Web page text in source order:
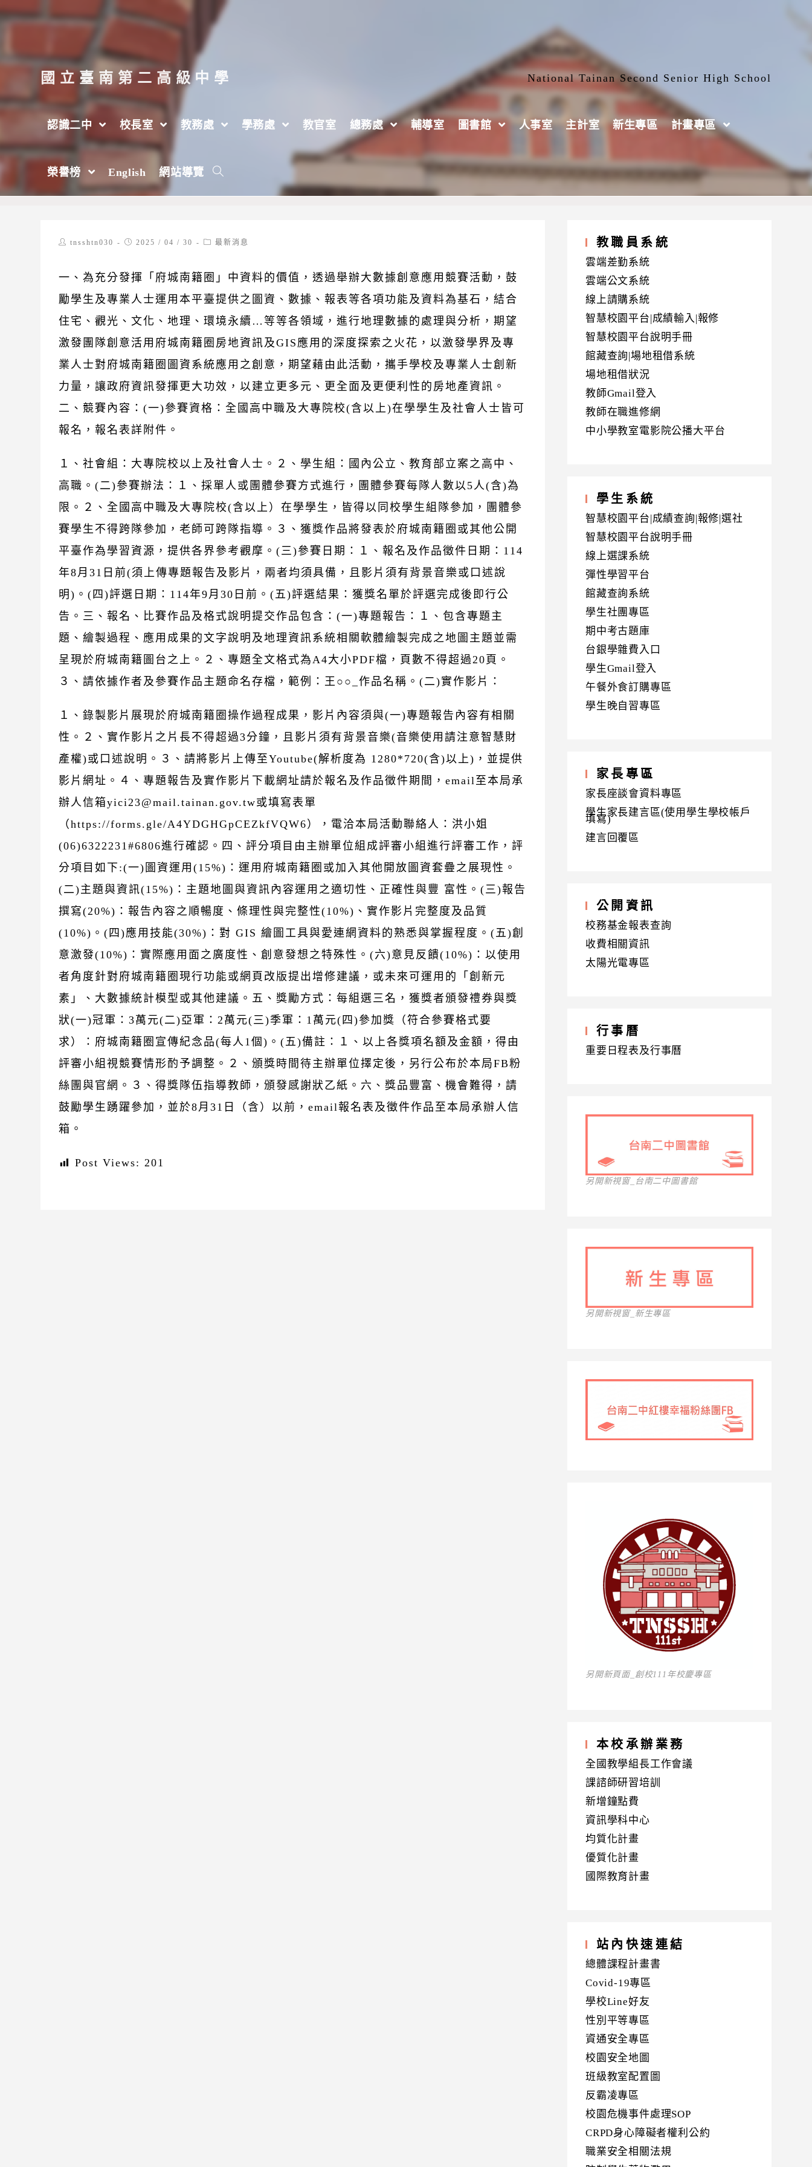
跳
至
要
內
容
國立臺南第二高級中學 National Tainan Second Senior High School
認識二中 校長室 教務處 學務處 教官室 總務處 輔導室 圖書館 人事室 主計室 新生專區 計畫專區
榮譽榜 English 網站導覽
臺南市政府地政局府城南籍圈圖台資訊加值應用競賽活動
2025 年 > 4 月 > 30 日
Posttnsshtn030
Post2025 / 04 / 30
Post最新消息
一、為充分發揮「府城南籍圈」中資料的價值，透過舉辦大數據創意應用競賽活動，鼓
勵學生及專業人士運用本平臺提供之圖資、數據、報表等各項功能及資料為基石，結合
住宅、觀光、文化、地理、環境永續…等等各領域，進行地理數據的處理與分析，期望
激發團隊創意活用府城南籍圈房地資訊及GIS應用的深度探索之火花，以激發學界及專
業人士對府城南籍圈圖資系統應用之創意，期望藉由此活動，攜手學校及專業人士創新
力量，讓政府資訊發揮更大功效，以建立更多元、更全面及更便利性的房地產資訊。
二、競賽內容：(一)參賽資格：全國高中職及大專院校(含以上)在學學生及社會人士皆可
報名，報名表詳附件。
１、社會組：大專院校以上及社會人士。２、學生組：國內公立、教育部立案之高中、
高職。(二)參賽辦法：１、採單人或團體參賽方式進行，團體參賽每隊人數以5人(含)為
限。２、全國高中職及大專院校(含以上）在學學生，皆得以同校學生組隊參加，團體參
賽學生不得跨隊參加，老師可跨隊指導。３、獲獎作品將發表於府城南籍圈或其他公開
平臺作為學習資源，提供各界參考觀摩。(三)參賽日期：１、報名及作品徵件日期：114
年8月31日前(須上傳專題報告及影片，兩者均須具備，且影片須有背景音樂或口述說
明)。(四)評選日期：114年9月30日前。(五)評選結果：獲獎名單於評選完成後即行公
告。三、報名、比賽作品及格式說明提交作品包含：(一)專題報告：１、包含專題主
題、繪製過程、應用成果的文字說明及地理資訊系統相關軟體繪製完成之地圖主題並需
呈現於府城南籍圖台之上。２、專題全文格式為A4大小PDF檔，頁數不得超過20頁。
３、請依據作者及參賽作品主題命名存檔，範例：王○○_作品名稱。(二)實作影片：
１、錄製影片展現於府城南籍圈操作過程成果，影片內容須與(一)專題報告內容有相關
性。２、實作影片之片長不得超過3分鐘，且影片須有背景音樂(音樂使用請注意智慧財
產權)或口述說明。３、請將影片上傳至Youtube(解析度為 1280*720(含)以上)，並提供
影片網址。４、專題報告及實作影片下載網址請於報名及作品徵件期間，email至本局承
辦人信箱yici23@mail.tainan.gov.tw或填寫表單
（https://forms.gle/A4YDGHGpCEZkfVQW6），電洽本局活動聯絡人：洪小姐
(06)6322231#6806進行確認。四、評分項目由主辦單位組成評審小組進行評審工作，評
分項目如下:(一)圖資運用(15%)：運用府城南籍圈或加入其他開放圖資套疊之展現性。
(二)主題與資訊(15%)：主題地圖與資訊內容運用之適切性、正確性與豐 富性。(三)報告
撰寫(20%)：報告內容之順暢度、條理性與完整性(10%)、實作影片完整度及品質
(10%)。(四)應用技能(30%)：對 GIS 繪圖工具與愛連網資料的熟悉與掌握程度。(五)創
意激發(10%)：實際應用面之廣度性、創意發想之特殊性。(六)意見反饋(10%)：以使用
者角度針對府城南籍圈現行功能或網頁改版提出增修建議，或未來可運用的「創新元
素」、大數據統計模型或其他建議。五、獎勵方式：每組選三名，獲獎者頒發禮券與獎
狀(一)冠軍：3萬元(二)亞軍：2萬元(三)季軍：1萬元(四)參加獎（符合參賽格式要
求）：府城南籍圈宣傳紀念品(每人1個)。(五)備註：１、以上各獎項名額及金額，得由
評審小組視競賽情形酌予調整。２、頒獎時間待主辦單位擇定後，另行公布於本局FB粉
絲團與官網。３、得獎隊伍指導教師，頒發感謝狀乙紙。六、獎品豐富、機會難得，請
鼓勵學生踴躍參加，並於8月31日（含）以前，email報名表及徵件作品至本局承辦人信
箱。
Post Views: 201
教職員系統
雲端差勤系統
雲端公文系統
線上請購系統
智慧校園平台|成績輸入|報修
智慧校園平台說明手冊
館藏查詢|場地租借系統
場地租借狀況
教師Gmail登入
教師在職進修網
中小學教室電影院公播大平台
學生系統
智慧校園平台|成績查詢|報修|選社
智慧校園平台說明手冊
線上選課系統
彈性學習平台
館藏查詢系統
學生社團專區
期中考古題庫
台銀學雜費入口
學生Gmail登入
午餐外食訂購專區
學生晚自習專區
家長專區
家長座談會資料專區
學生家長建言區(使用學生學校帳戶
填寫)
建言回覆區
公開資訊
校務基金報表查詢
收費相關資訊
太陽光電專區
行事曆
重要日程表及行事曆
另開新視窗_台南二中圖書館
另開新視窗_新生專區
另開新頁面_創校111年校慶專區
本校承辦業務
全國教學組長工作會議
課諮師研習培訓
新增鐘點費
資訊學科中心
均質化計畫
優質化計畫
國際教育計畫
站內快速連結
總體課程計畫書
Covid-19專區
學校Line好友
性別平等專區
資通安全專區
校園安全地圖
班級教室配置圖
反霸凌專區
校園危機事件處理SOP
CRPD身心障礙者權利公約
職業安全相關法規